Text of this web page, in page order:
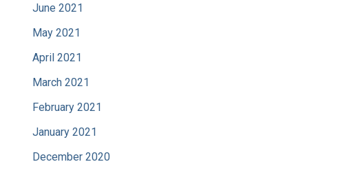
June 2021
May 2021
April 2021
March 2021
February 2021
January 2021
December 2020